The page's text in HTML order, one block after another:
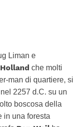
Liman e
che molti
man di quartiere, si
nel 2257 d.C. su un
boscosa della
in una foresta